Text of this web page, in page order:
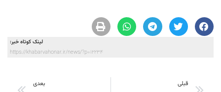
لینک کوتاه خبر:
https://khabarvahonar.ir/news/?p=12234
قبلی بعدی